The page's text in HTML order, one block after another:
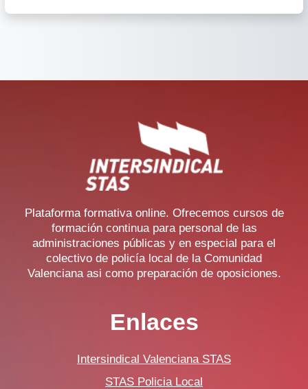
Plataforma formativa online. Ofrecemos cursos de
formación continua para personal de las
administraciones públicas y en especial para el
colectivo de policía local de la Comunidad
Valenciana asi como preparación de oposiciones.
Enlaces
Intersindical Valenciana STAS
STAS Policia Local